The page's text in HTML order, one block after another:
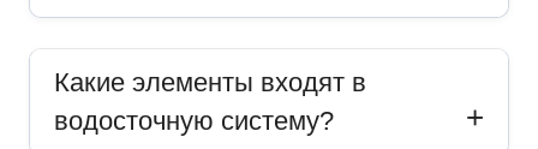
Какие элементы входят в
водосточную систему?